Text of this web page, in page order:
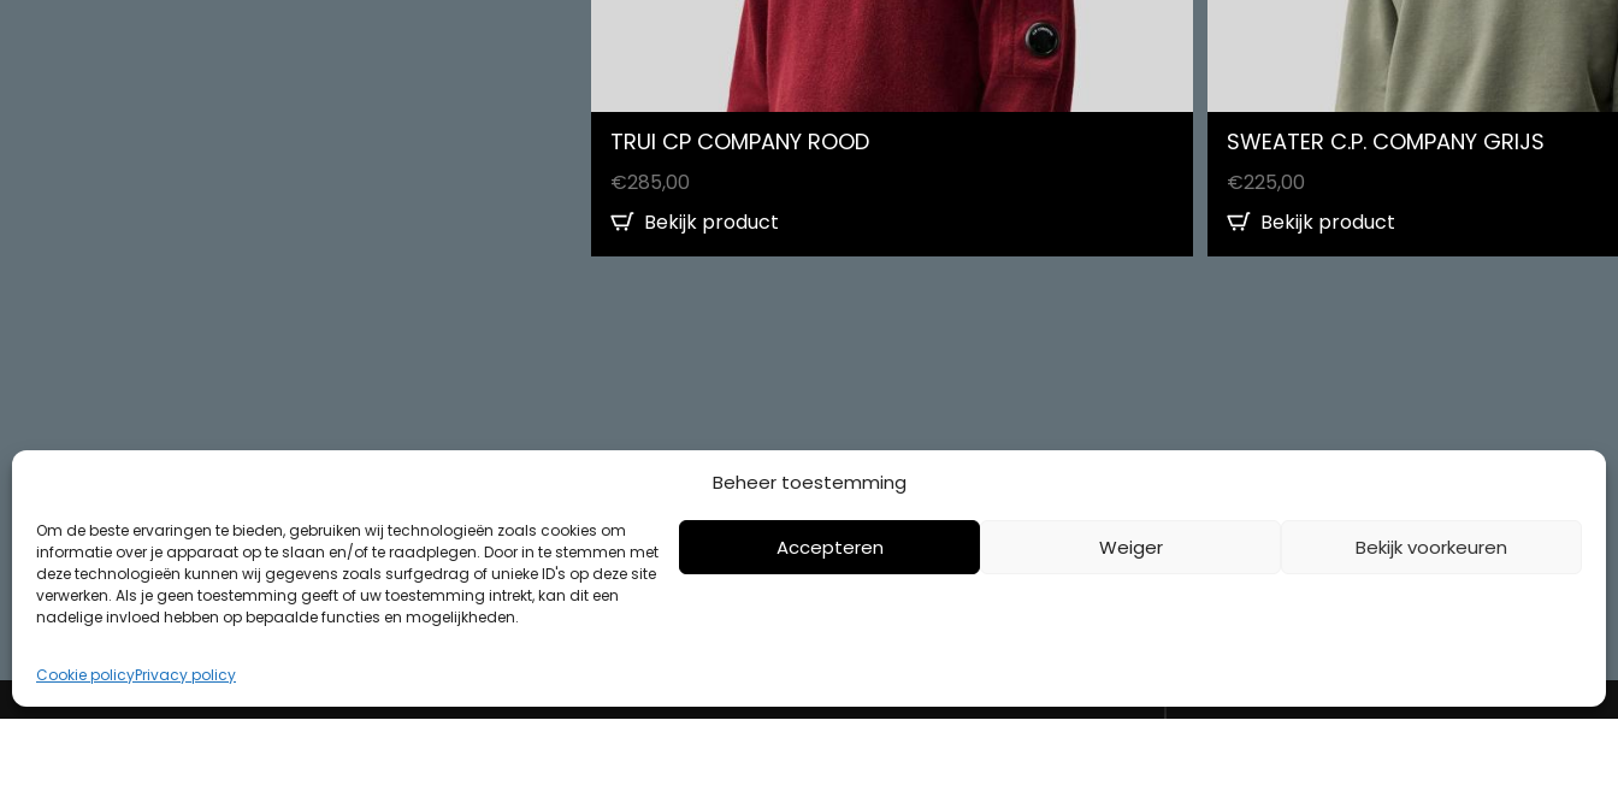
Beheer toestemming
Om de beste ervaringen te bieden, gebruiken wij technologieën zoals cookies om
informatie over je apparaat op te slaan en/of te raadplegen. Door in te stemmen met
deze technologieën kunnen wij gegevens zoals surfgedrag of unieke ID's op deze site
verwerken. Als je geen toestemming geeft of uw toestemming intrekt, kan dit een
nadelige invloed hebben op bepaalde functies en mogelijkheden.
Accepteren Weiger Bekijk voorkeuren
Cookie policyPrivacy policy
TRUI CP COMPANY ROOD
€285,00
Bekijk product
SWEATER C.P. COMPANY GRIJS
€225,00
Bekijk product